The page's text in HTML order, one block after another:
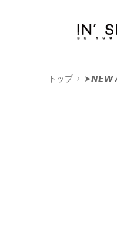
トップ ➤𝙉𝙀𝙒